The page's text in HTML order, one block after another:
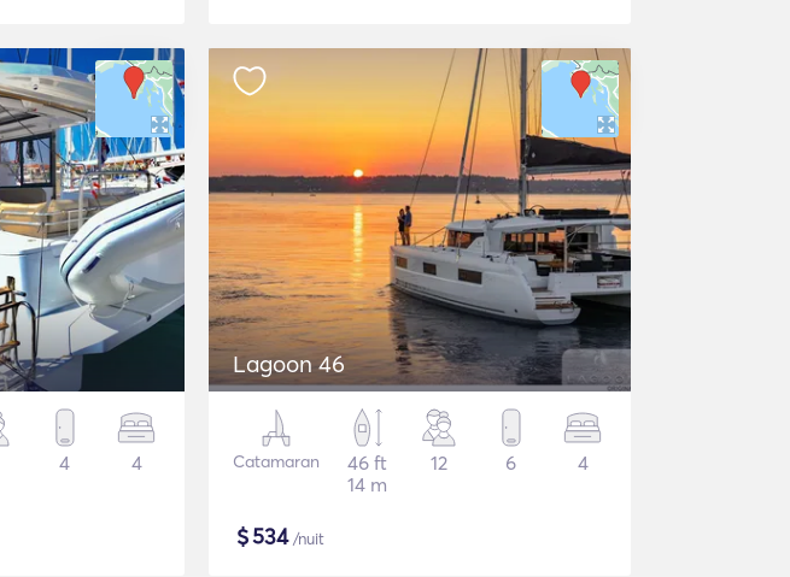
4 4
Lagoon 46
Catamaran
46 ft
14 m
12 6 4
$534/nuit